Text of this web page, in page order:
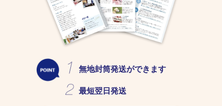
無地封筒発送ができます
最短翌日発送